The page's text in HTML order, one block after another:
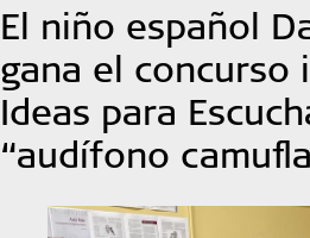
El niño español
gana el concurso
Ideas para
“audífono